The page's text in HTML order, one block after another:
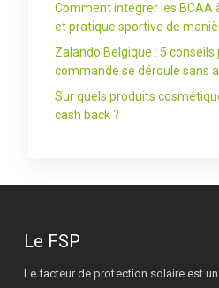
Comment intégrer les BCAA
et pratique sportive de
Zalando Belgique : 5
commande se déroule sans
Sur quels produits
cash back ?
Le FSP
Le facteur de protection solaire est